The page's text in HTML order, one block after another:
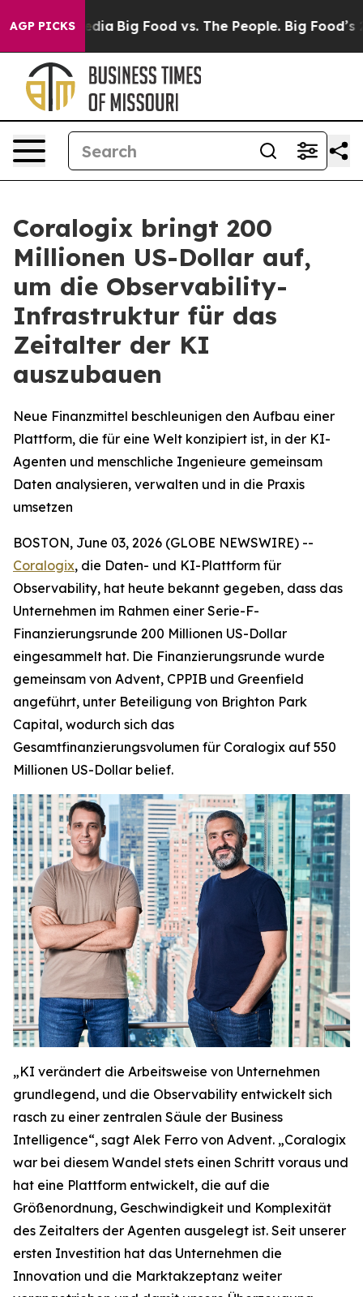
AGP PICKS
Media Big Food vs. The People. Big Food’s 239
Coralogix bringt 200
Millionen US-Dollar auf,
um die Observability-
Infrastruktur für das
Zeitalter der KI
auszubauen
Neue Finanzmittel beschleunigen den Aufbau einer
Plattform, die für eine Welt konzipiert ist, in der KI-
Agenten und menschliche Ingenieure gemeinsam
Daten analysieren, verwalten und in die Praxis
umsetzen
BOSTON, June 03, 2026 (GLOBE NEWSWIRE) --
Coralogix, die Daten- und KI-Plattform für
Observability, hat heute bekannt gegeben, dass das
Unternehmen im Rahmen einer Serie-F-
Finanzierungsrunde 200 Millionen US-Dollar
eingesammelt hat. Die Finanzierungsrunde wurde
gemeinsam von Advent, CPPIB und Greenfield
angeführt, unter Beteiligung von Brighton Park
Capital, wodurch sich das
Gesamtfinanzierungsvolumen für Coralogix auf 550
Millionen US-Dollar belief.
„KI verändert die Arbeitsweise von Unternehmen
grundlegend, und die Observability entwickelt sich
rasch zu einer zentralen Säule der Business
Intelligence“, sagt Alek Ferro von Advent. „Coralogix
war bei diesem Wandel stets einen Schritt voraus und
hat eine Plattform entwickelt, die auf die
Größenordnung, Geschwindigkeit und Komplexität
des Zeitalters der Agenten ausgelegt ist. Seit unserer
ersten Investition hat das Unternehmen die
Innovation und die Marktakzeptanz weiter